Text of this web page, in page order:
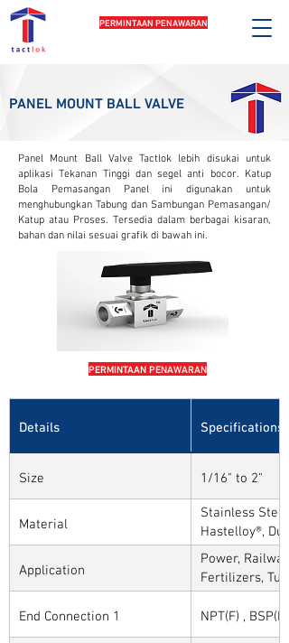
PERMINTAAN PENAWARAN
PANEL MOUNT BALL VALVE
Panel Mount Ball Valve Tactlok lebih disukai untuk
aplikasi Tekanan Tinggi dan segel anti bocor. Katup
Bola Pemasangan Panel ini digunakan untuk
menghubungkan Tabung dan Sambungan Pemasangan/
Katup atau Proses. Tersedia dalam berbagai kisaran,
bahan dan nilai sesuai grafik di bawah ini.
PERMINTAAN PENAWARAN
Details Specifications
Size 1/16" to 2"
Material
Stainless
Hastelloy®,
Alloys
Application
Power,
Fertilizers,
Sytems, Paper
End Connection 1
NPT(F) ,